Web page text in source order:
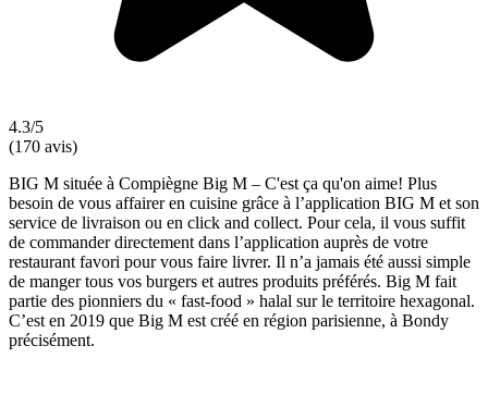
4.3/5
(170 avis)
BIG M située à Compiègne Big M – C'est ça qu'on aime! Plus
besoin de vous affairer en cuisine grâce à l’application BIG M et son
service de livraison ou en click and collect. Pour cela, il vous suffit
de commander directement dans l’application auprès de votre
restaurant favori pour vous faire livrer. Il n’a jamais été aussi simple
de manger tous vos burgers et autres produits préférés. Big M fait
partie des pionniers du « fast-food » halal sur le territoire hexagonal.
C’est en 2019 que Big M est créé en région parisienne, à Bondy
précisément.